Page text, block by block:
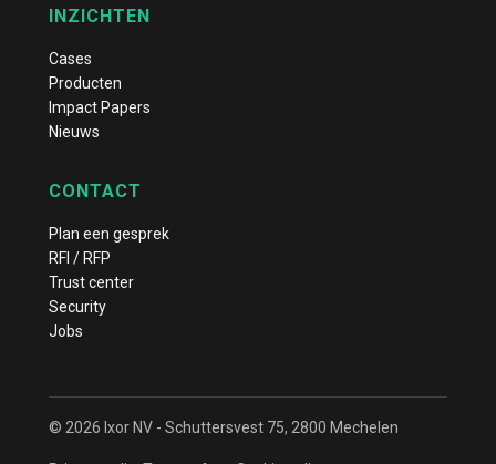
INZICHTEN
Cases
Producten
Impact Papers
Nieuws
CONTACT
Plan een gesprek
RFI / RFP
Trust center
Security
Jobs
© 2026 Ixor NV - Schuttersvest 75, 2800 Mechelen